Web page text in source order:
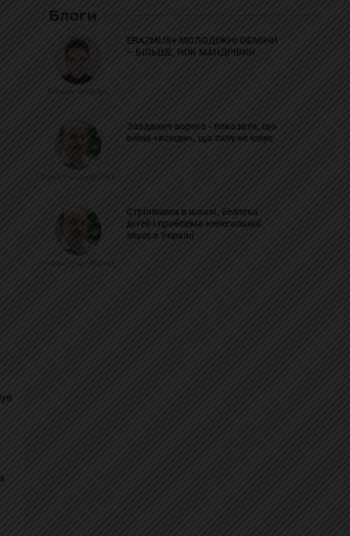
Блоги
Богдан Козійчук
ERAZMUS+ МОЛОДІЖНІ ОБМІНИ
– БІЛЬШЕ, НІЖ МАНДРІВКИ
Михайло Цимбалюк
Завдання ворога - показати, що
війна «всюди», що тилу не існує
Михайло Цимбалюк
Стрілянина в школі, безпека
дітей і проблема нелегальної
зброї в Україні